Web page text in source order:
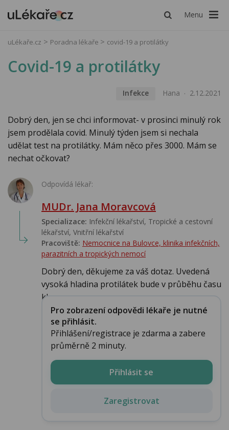
Menu
uLékaře.cz Poradna lékaře covid-19 a protilátky
Covid-19 a protilátky
Infekce Hana 2.12.2021
Dobrý den, jen se chci informovat- v prosinci minulý rok
jsem prodělala covid. Minulý týden jsem si nechala
udělat test na protilátky. Mám něco přes 3000. Mám se
nechat očkovat?
Odpovídá lékař:
MUDr. Jana Moravcová
Specializace: Infekční lékařství‎, Tropické a cestovní
lékařství‎, Vnitřní lékařství
Pracoviště: Nemocnice na Bulovce, klinika infekčních,
parazitních a tropických nemocí
Dobrý den, děkujeme za váš dotaz. Uvedená
vysoká hladina protilátek bude v průběhu času
kl...
Pro zobrazení odpovědi lékaře je nutné
se přihlásit.
Přihlášení/registrace je zdarma a zabere
průměrně 2 minuty.
Přihlásit se
Zaregistrovat